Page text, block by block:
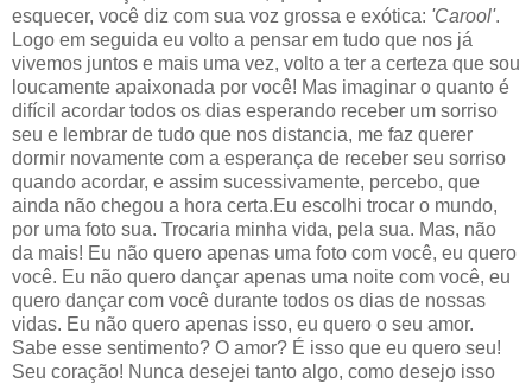
esquecer, você diz com sua voz grossa e exótica: 'Carool'.
Logo em seguida eu volto a pensar em tudo que nos já
vivemos juntos e mais uma vez, volto a ter a certeza que sou
loucamente apaixonada por você! Mas imaginar o quanto é
difícil acordar todos os dias esperando receber um sorriso
seu e lembrar de tudo que nos distancia, me faz querer
dormir novamente com a esperança de receber seu sorriso
quando acordar, e assim sucessivamente, percebo, que
ainda não chegou a hora certa.Eu escolhi trocar o mundo,
por uma foto sua. Trocaria minha vida, pela sua. Mas, não
da mais! Eu não quero apenas uma foto com você, eu quero
você. Eu não quero dançar apenas uma noite com você, eu
quero dançar com você durante todos os dias de nossas
vidas. Eu não quero apenas isso, eu quero o seu amor.
Sabe esse sentimento? O amor? É isso que eu quero seu!
Seu coração! Nunca desejei tanto algo, como desejo isso